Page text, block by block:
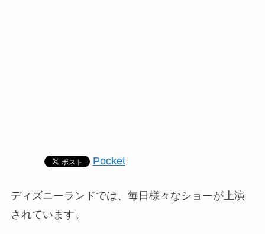
Pocket
ディズニーランドでは、毎日様々なショーが上演
されています。